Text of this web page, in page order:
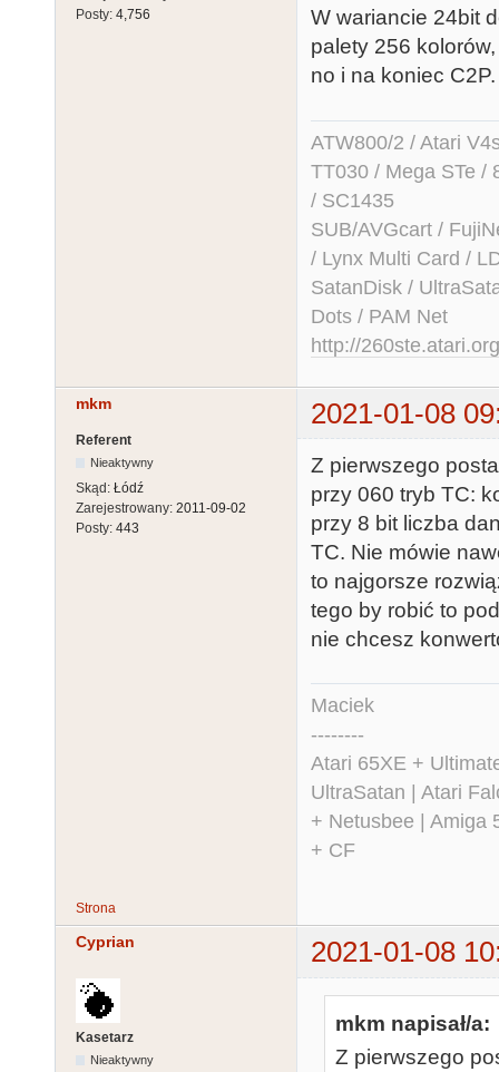
Posty: 4,756
W wariancie 24bit
palety 256
no i na koniec C2P.
ATW800/2 / Atari
TT030 / Mega STe /
/ SC1435
SUB/AVGcart /
/ Lynx Multi Card /
SatanDisk /
Dots / PAM Net
http://260ste.atari.org
mkm 2021-01-08
Referent
Nieaktywny
Skąd: Łódź
Zarejestrowany: 2011-09-02
Posty: 443
Z pierwszego
przy 060 tryb TC:
przy 8 bit liczba
TC. Nie mówie
to najgorsze
tego by robić to
nie chcesz
Maciek
--------
Atari 65XE +
UltraSatan | Atari
+ Netusbee | Amiga
+ CF
Strona
Cyprian 2021-01-08
Kasetarz
Nieaktywny
mkm napisał/a:
Z pierwszego